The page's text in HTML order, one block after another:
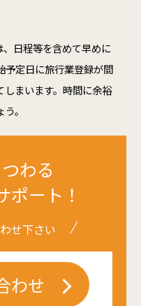
日程等を含めて早めに
予定日に旅行業登録が間
しまいます。時間に余裕
。
わる
ポート！
せ下さい